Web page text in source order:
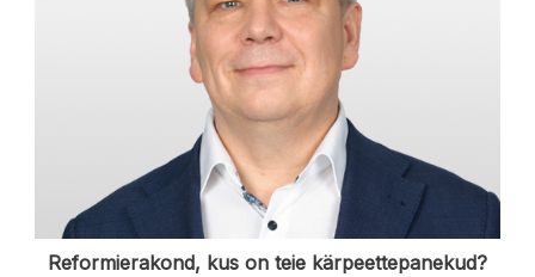
Reformierakond, kus on teie kärpeettepanekud?